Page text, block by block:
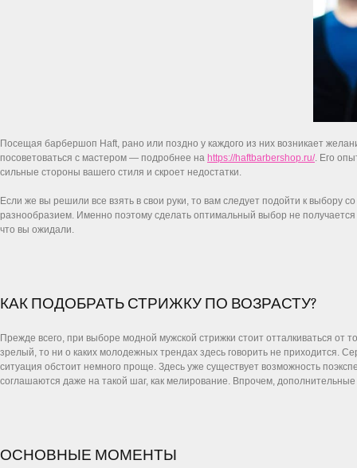
Посещая барбершоп Haft, рано или поздно у каждого из них возникает
посоветоваться с мастером — подробнее на https://haftbarbershop.ru/. Его
сильные стороны вашего стиля и скроет недостатки.
Если же вы решили все взять в свои руки, то вам следует подойти к выбору
разнообразием. Именно поэтому сделать оптимальный выбор не получается
что вы ожидали.
КАК ПОДОБРАТЬ СТРИЖКУ ПО ВОЗРАСТУ?
Прежде всего, при выборе модной мужской стрижки стоит отталкиваться от
зрелый, то ни о каких молодежных трендах здесь говорить не приходится.
ситуация обстоит немного проще. Здесь уже существует возможность
соглашаются даже на такой шаг, как мелирование. Впрочем,
ОСНОВНЫЕ МОМЕНТЫ